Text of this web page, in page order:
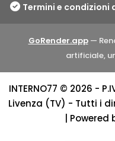
Termini e condizioni
GoRender.app—
artificiale,
INTERNO77 © 2026 -
Livenza (TV) - Tutti i
| Powered